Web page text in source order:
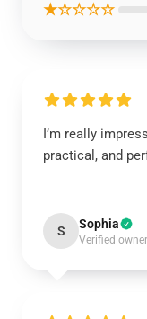
★☆☆☆☆
I’m really
practical, and
S Sophia
Verified owner